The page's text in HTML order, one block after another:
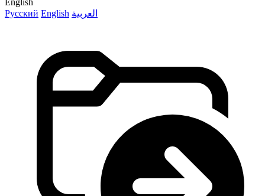
English
Русский English العربية